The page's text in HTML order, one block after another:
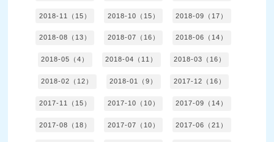
2018-11（15） 2018-10（15） 2018-09（17）
2018-08（13） 2018-07（16） 2018-06（14）
2018-05（4） 2018-04（11） 2018-03（16）
2018-02（12） 2018-01（9） 2017-12（16）
2017-11（15） 2017-10（10） 2017-09（14）
2017-08（18） 2017-07（10） 2017-06（21）